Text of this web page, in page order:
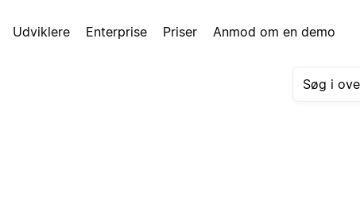
Udviklere Enterprise Priser Anmod om en demo